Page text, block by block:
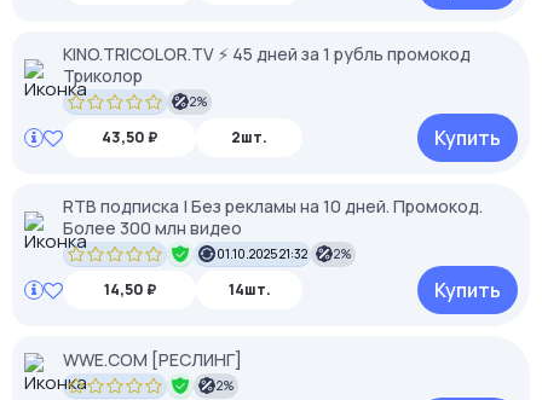
KINO.TRICOLOR.TV ⚡ 45 дней за 1 рубль промокод
Триколор
2%
43,50 ₽ 2шт. Купить
RTB подписка | Без рекламы на 10 дней. Промокод.
Более 300 млн видео
01.10.2025 21:32 2%
14,50 ₽ 14шт. Купить
WWE.COM [РЕСЛИНГ]
2%